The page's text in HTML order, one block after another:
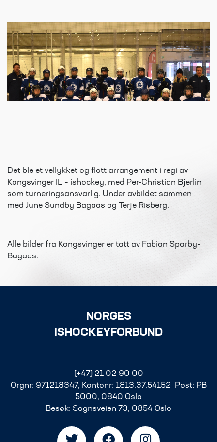
Det ble et vellykket og flott arrangement i regi av
Kongsvinger IL – ishockey, med Per-Christian Bjerlin
som turneringsansvarlig. Under avbildet sammen
med June Sundby Bagaas og Terje Risberg.
Alle bilder fra Kongsvinger er tatt av Fabian Sparby-
Bagaas.
NORGES
ISHOCKEYFORBUND
(+47) 21 02 90 00
Orgnr: 971218347, Kontonr: 1813.37.54152 Post: PB
5000, 0840 Oslo
Besøk: Sognsveien 73, 0854 Oslo